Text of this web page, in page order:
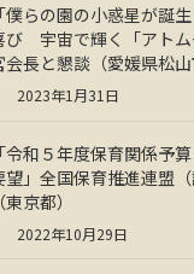
「僕らの園の小惑星が誕
び 宇宙で輝く「アトム
会長と懇談（愛媛県松山
2023年1月31日
「令和５年度保育関係予
望」全国保育推進連盟（
（東京都）
2022年10月29日